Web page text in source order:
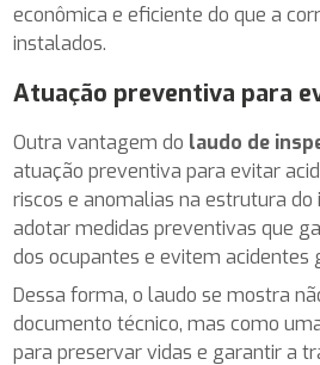
econômica e eficiente do que a
instalados.
Atuação preventiva para
Outra vantagem do laudo de
atuação preventiva para evitar
riscos e anomalias na estrutura
adotar medidas preventivas que
dos ocupantes e evitem acidentes
Dessa forma, o laudo se mostra
documento técnico, mas como
para preservar vidas e garantir a